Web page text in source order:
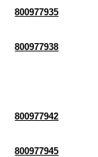
800977935
800977938
800977942
800977945